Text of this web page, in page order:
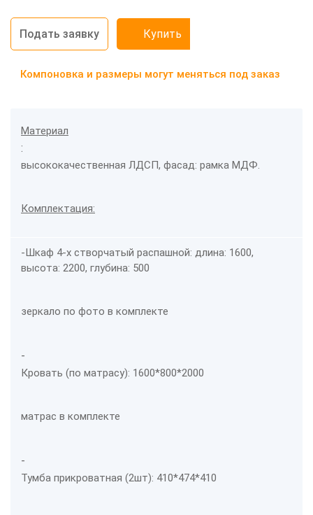
Подать заявку Купить
Компоновка и размеры могут меняться под заказ
Материал
:
высококачественная ЛДСП, фасад: рамка МДФ.
Комплектация:
-Шкаф 4-х створчатый распашной: длина: 1600,
высота: 2200, глубина: 500
зеркало по фото в комплекте
-
Кровать (по матрасу): 1600*800*2000
матрас в комплекте
-
Тумба прикроватная (2шт): 410*474*410